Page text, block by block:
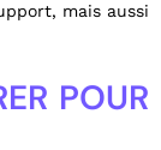
mais aussi
POUR